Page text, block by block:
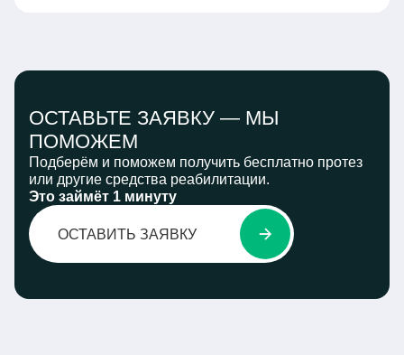
ОСТАВЬТЕ ЗАЯВКУ — МЫ
ПОМОЖЕМ
Подберём и поможем получить бесплатно протез
или другие средства реабилитации.
Это займёт 1 минуту
ОСТАВИТЬ ЗАЯВКУ